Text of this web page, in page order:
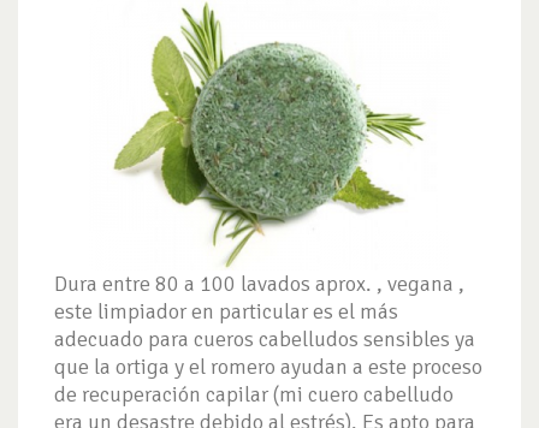
Dura entre 80 a 100 lavados aprox. , vegana ,
este limpiador en particular es el más
adecuado para cueros cabelludos sensibles ya
que la ortiga y el romero ayudan a este proceso
de recuperación capilar (mi cuero cabelludo
era un desastre debido al estrés). Es apto para